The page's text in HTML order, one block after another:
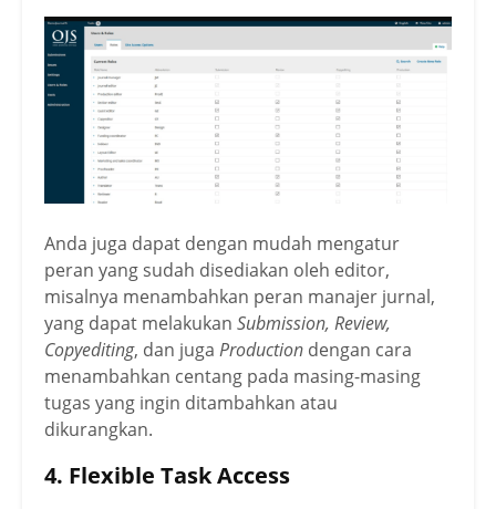
Anda juga dapat dengan mudah mengatur
peran yang sudah disediakan oleh editor,
misalnya menambahkan peran manajer jurnal,
yang dapat melakukan Submission, Review,
Copyediting, dan juga Production dengan cara
menambahkan centang pada masing-masing
tugas yang ingin ditambahkan atau
dikurangkan.
4. Flexible Task Access